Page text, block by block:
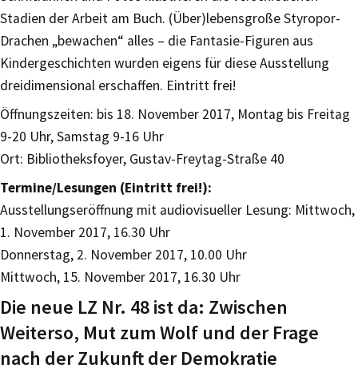
Stadien der Arbeit am Buch. (Über)lebensgroße Styropor-
Drachen „bewachen“ alles – die Fantasie-Figuren aus
Kindergeschichten wurden eigens für diese Ausstellung
dreidimensional erschaffen. Eintritt frei!
Öffnungszeiten: bis 18. November 2017, Montag bis Freitag
9-20 Uhr, Samstag 9-16 Uhr
Ort: Bibliotheksfoyer, Gustav-Freytag-Straße 40
Termine/Lesungen (Eintritt frei!):
Ausstellungseröffnung mit audiovisueller Lesung: Mittwoch,
1. November 2017, 16.30 Uhr
Donnerstag, 2. November 2017, 10.00 Uhr
Mittwoch, 15. November 2017, 16.30 Uhr
Die neue LZ Nr. 48 ist da: Zwischen
Weiterso, Mut zum Wolf und der Frage
nach der Zukunft der Demokratie